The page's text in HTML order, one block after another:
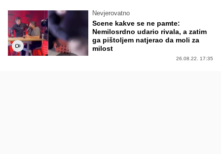
Nevjerovatno
Scene kakve se ne pamte:
Nemilosrdno udario rivala, a zatim
ga pištoljem natjerao da moli za
milost
26.08.22. 17:35